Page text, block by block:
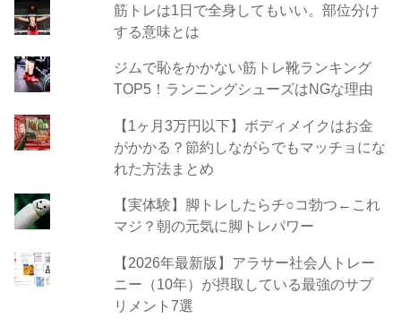
筋トレは1日で全身してもいい。部位分け
する意味とは
ジムで恥をかかない筋トレ靴ランキング
TOP5！ランニングシューズはNGな理由
【1ヶ月3万円以下】ボディメイクはお金
がかかる？節約しながらでもマッチョにな
れた方法まとめ
【実体験】脚トレしたらチ○コ勃つ←これ
マジ？朝の元気に脚トレパワー
【2026年最新版】アラサー社会人トレー
ニー（10年）が摂取している最強のサプ
リメント7選